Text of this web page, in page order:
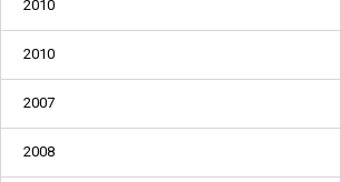
2010
2010
2007
2008